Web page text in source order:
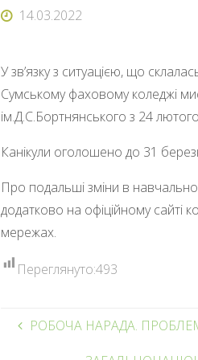
14.03.2022
У зв’язку з ситуацією, що
Сумському фаховому коледжі
ім.Д.С.Бортнянського з 24
Канікули оголошено до 31
Про подальші зміни в
додатково на офіційному сайті
мережах.
Переглянуто:493
РОБОЧА НАРАДА.